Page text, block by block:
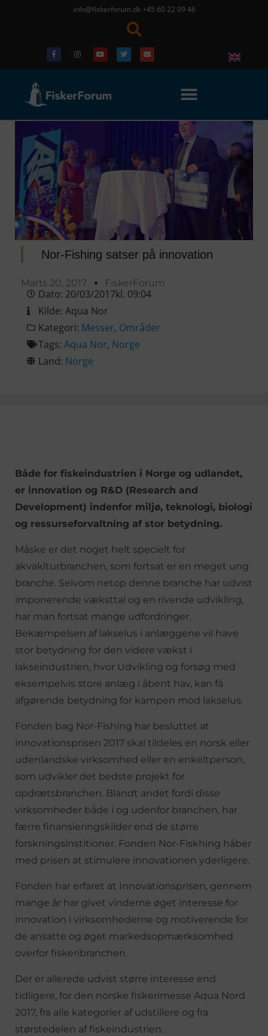
info@fiskerforum.dk +45 60 22 09 46
Nor-Fishing satser på innovation
Marts 20, 2017 FiskerForum
Dato: 20/03/2017kl. 09:04
Kilde: Aqua Nor
Kategori: Messer, Områder
Tags: Aqua Nor, Norge
Land: Norge
Både for fiskeindustrien i Norge og udlandet,
er innovation og R&D (Research and
Development) indenfor miljø, teknologi, biologi
og ressurseforvaltning af stor betydning.
Måske er det noget helt specielt for
akvaklturbranchen, som fortsat er en meget ung
branche. Selvom netop denne branche har udvist
imponerende væksttal og en rivende udvikling,
har man fortsat mange udfordringer.
Bekæmpelsen af lakselus i anlæggene vil have
stor betydning for den videre vækst i
lakseindustrien, hvor Udvikling og forsøg med
eksempelvis store anlæg i åbent hav, kan få
afgørende betydning for kampen mod lakselus.
Fonden bag Nor-Fishing har besluttet at
innovationsprisen 2017 skal tildeles en norsk eller
udenlandske virksomhed eller en enkeltperson,
som udvikler det bedste projekt for
opdrætsbranchen. Blandt andet fordi disse
virksomheder både i og udenfor branchen, har
færre finansieringskilder end de større
forskningsinstitioner. Fonden Nor-Fiskhing håber
med prisen at stimulere innovationen yderligere.
Fonden har erfaret at Innovationsprisen, gennem
mange år har givet vinderne øget interesse for
innovation i virksomhederne og motiverende for
de ansatte og øget markedsopmærksomhed
overfor fiskeribranchen.
Der er allerede udvist større interesse end
tidligere, for den norske fiskerimesse Aqua Nord
2017, fra alle kategorier af udstillere og fra
størstedelen af fiskeindustrien.